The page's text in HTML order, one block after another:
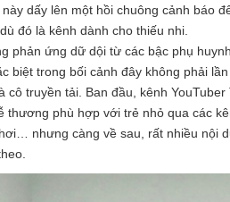
dấy lên một hồi chuông cảnh báo
đó là kênh dành cho thiếu nhi.
phản ứng dữ dội từ các bậc phụ
biệt trong bối cảnh đây không phải
cô truyền tải. Ban đầu, kênh
thương phù hợp với trẻ nhỏ qua các
nhưng càng về sau, rất nhiều nội